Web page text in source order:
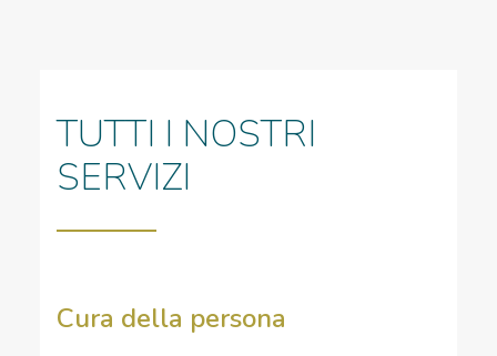
TUTTI I NOSTRI
SERVIZI
Cura della persona